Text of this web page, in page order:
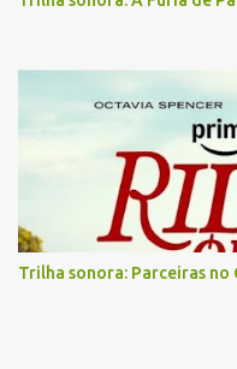
Trilha sonora: Parceiras no